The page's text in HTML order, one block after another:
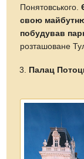
Понятовського.
свою
побудував
розташоване
Палац